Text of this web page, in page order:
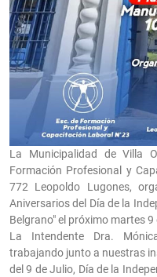
La Municipalidad de Villa
Formación Profesional y
772 Leopoldo Lugones,
Aniversarios del Día de la
Belgrano" el próximo martes
La Intendente Dra.
trabajando junto a nuestras
del 9 de Julio, Día de la